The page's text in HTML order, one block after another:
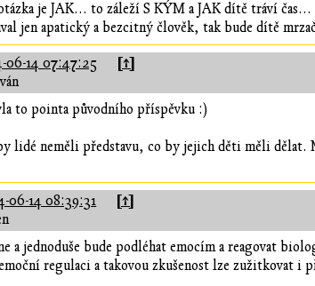
je JAK... to záleží S KÝM a JAK dítě tráví
jen apatický a bezcitný člověk, tak bude dítě
06-14 07:47:25 [↑]
to pointa původního příspěvku :)
lidé neměli představu, co by jejich děti měli dělat.
06-14 08:39:31 [↑]
a jednoduše bude podléhat emocím a reagovat
regulaci a takovou zkušenost lze zužitkovat